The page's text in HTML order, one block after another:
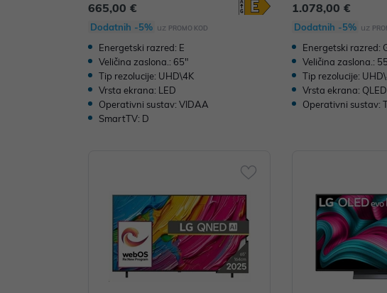
665,00 €
Dodatnih -5% uz PROMO KOD
Energetski razred: E
Veličina zaslona.: 65"
Tip rezolucije: UHD\4K
Vrsta ekrana: LED
Operativni sustav: VIDAA
SmartTV: D
1.078,00 €
Dodatnih -5% uz
Energetski razred:
Veličina zaslona.:
Tip rezolucije:
Vrsta ekrana: QLED
Operativni sustav: